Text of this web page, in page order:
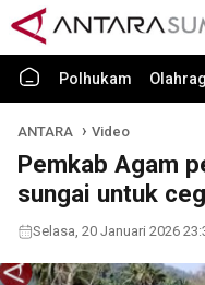
Polhukam
ANTARA Video
Pemkab Agam
sungai untuk
Selasa, 20 Januari 2026